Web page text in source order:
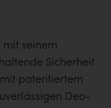
mit seinem
Sicherheit
patentiertem
Deo-